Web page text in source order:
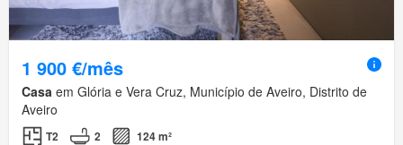
1 900 €/mês
Casa em Glória e Vera Cruz, Município de Aveiro, Distrito de
Aveiro
T2 2 124 m²